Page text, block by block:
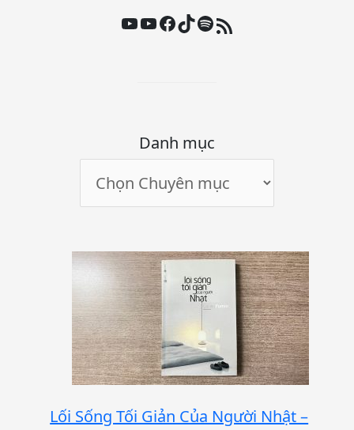
Youtube
Youtube
Facebook
TikTok
Spotify
Nguồn cấp RSS
Danh mục
Lối Sống Tối Giản Của Người Nhật –